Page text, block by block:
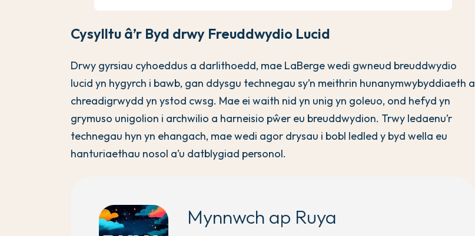
Cysylltu â’r Byd drwy Freuddwydio Lucid
Drwy gyrsiau cyhoeddus a darlithoedd, mae LaBerge wedi gwneud breuddwydio
lucid yn hygyrch i bawb, gan ddysgu technegau sy’n meithrin hunanymwybyddiaeth a
chreadigrwydd yn ystod cwsg. Mae ei waith nid yn unig yn goleuo, ond hefyd yn
grymuso unigolion i archwilio a harneisio pŵer eu breuddwydion. Trwy ledaenu’r
technegau hyn yn ehangach, mae wedi agor drysau i bobl ledled y byd wella eu
hanturiaethau nosol a’u datblygiad personol.
Mynnwch ap Ruya